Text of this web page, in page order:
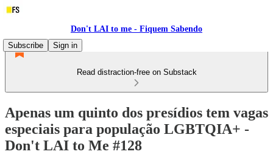
Don't LAI to me - Fiquem Sabendo
Subscribe
Sign in
Read distraction-free on Substack
Apenas um quinto dos presídios tem vagas
especiais para população LGBTQIA+ -
Don't LAI to Me #128